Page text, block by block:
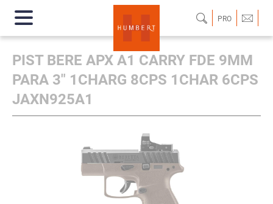
PRO
PIST BERE APX A1 CARRY FDE 9MM
PARA 3" 1CHARG 8CPS 1CHAR 6CPS
JAXN925A1